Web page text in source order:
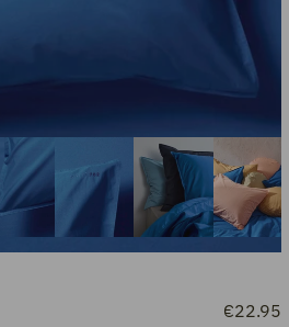
€22.95